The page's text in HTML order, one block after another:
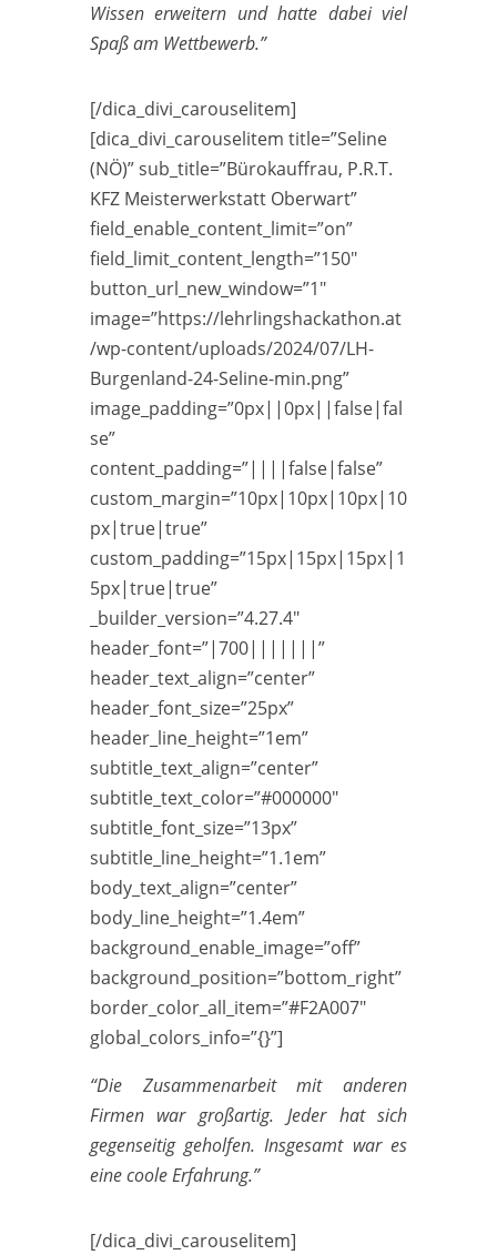
Wissen erweitern und hatte dabei viel
Spaß am Wettbewerb.”
[/dica_divi_carouselitem]
[dica_divi_carouselitem title=”Seline
(NÖ)” sub_title=”Bürokauffrau, P.R.T.
KFZ Meisterwerkstatt Oberwart”
field_enable_content_limit=”on”
field_limit_content_length=”150″
button_url_new_window=”1″
image=”https://lehrlingshackathon.at
/wp-content/uploads/2024/07/LH-
Burgenland-24-Seline-min.png”
image_padding=”0px||0px||false|fal
se”
content_padding=”||||false|false”
custom_margin=”10px|10px|10px|10
px|true|true”
custom_padding=”15px|15px|15px|1
5px|true|true”
_builder_version=”4.27.4″
header_font=”|700|||||||”
header_text_align=”center”
header_font_size=”25px”
header_line_height=”1em”
subtitle_text_align=”center”
subtitle_text_color=”#000000″
subtitle_font_size=”13px”
subtitle_line_height=”1.1em”
body_text_align=”center”
body_line_height=”1.4em”
background_enable_image=”off”
background_position=”bottom_right”
border_color_all_item=”#F2A007″
global_colors_info=”{}”]
“Die Zusammenarbeit mit anderen
Firmen war großartig. Jeder hat sich
gegenseitig geholfen. Insgesamt war es
eine coole Erfahrung.”
[/dica_divi_carouselitem]